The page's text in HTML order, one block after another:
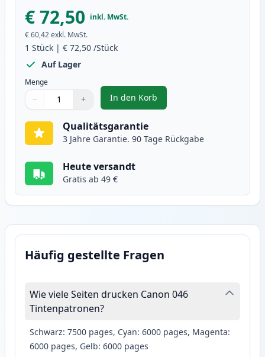
€ 72,50 inkl. MwSt.
€ 60,42exkl. MwSt.
1 Stück | € 72,50 /Stück
Auf Lager
Menge
Verwenden Sie die Tasten, um anzupassen
− +
1
In den Korb
, Canon 046H (1251C002) gelb
Qualitätsgarantie
3 Jahre Garantie. 90 Tage Rückgabe
Heute versandt
Gratis ab 49 €
Häufig gestellte Fragen
Wie viele Seiten drucken Canon 046
Tintenpatronen?
Schwarz: 7500 pages, Cyan: 6000 pages, Magenta:
6000 pages, Gelb: 6000 pages